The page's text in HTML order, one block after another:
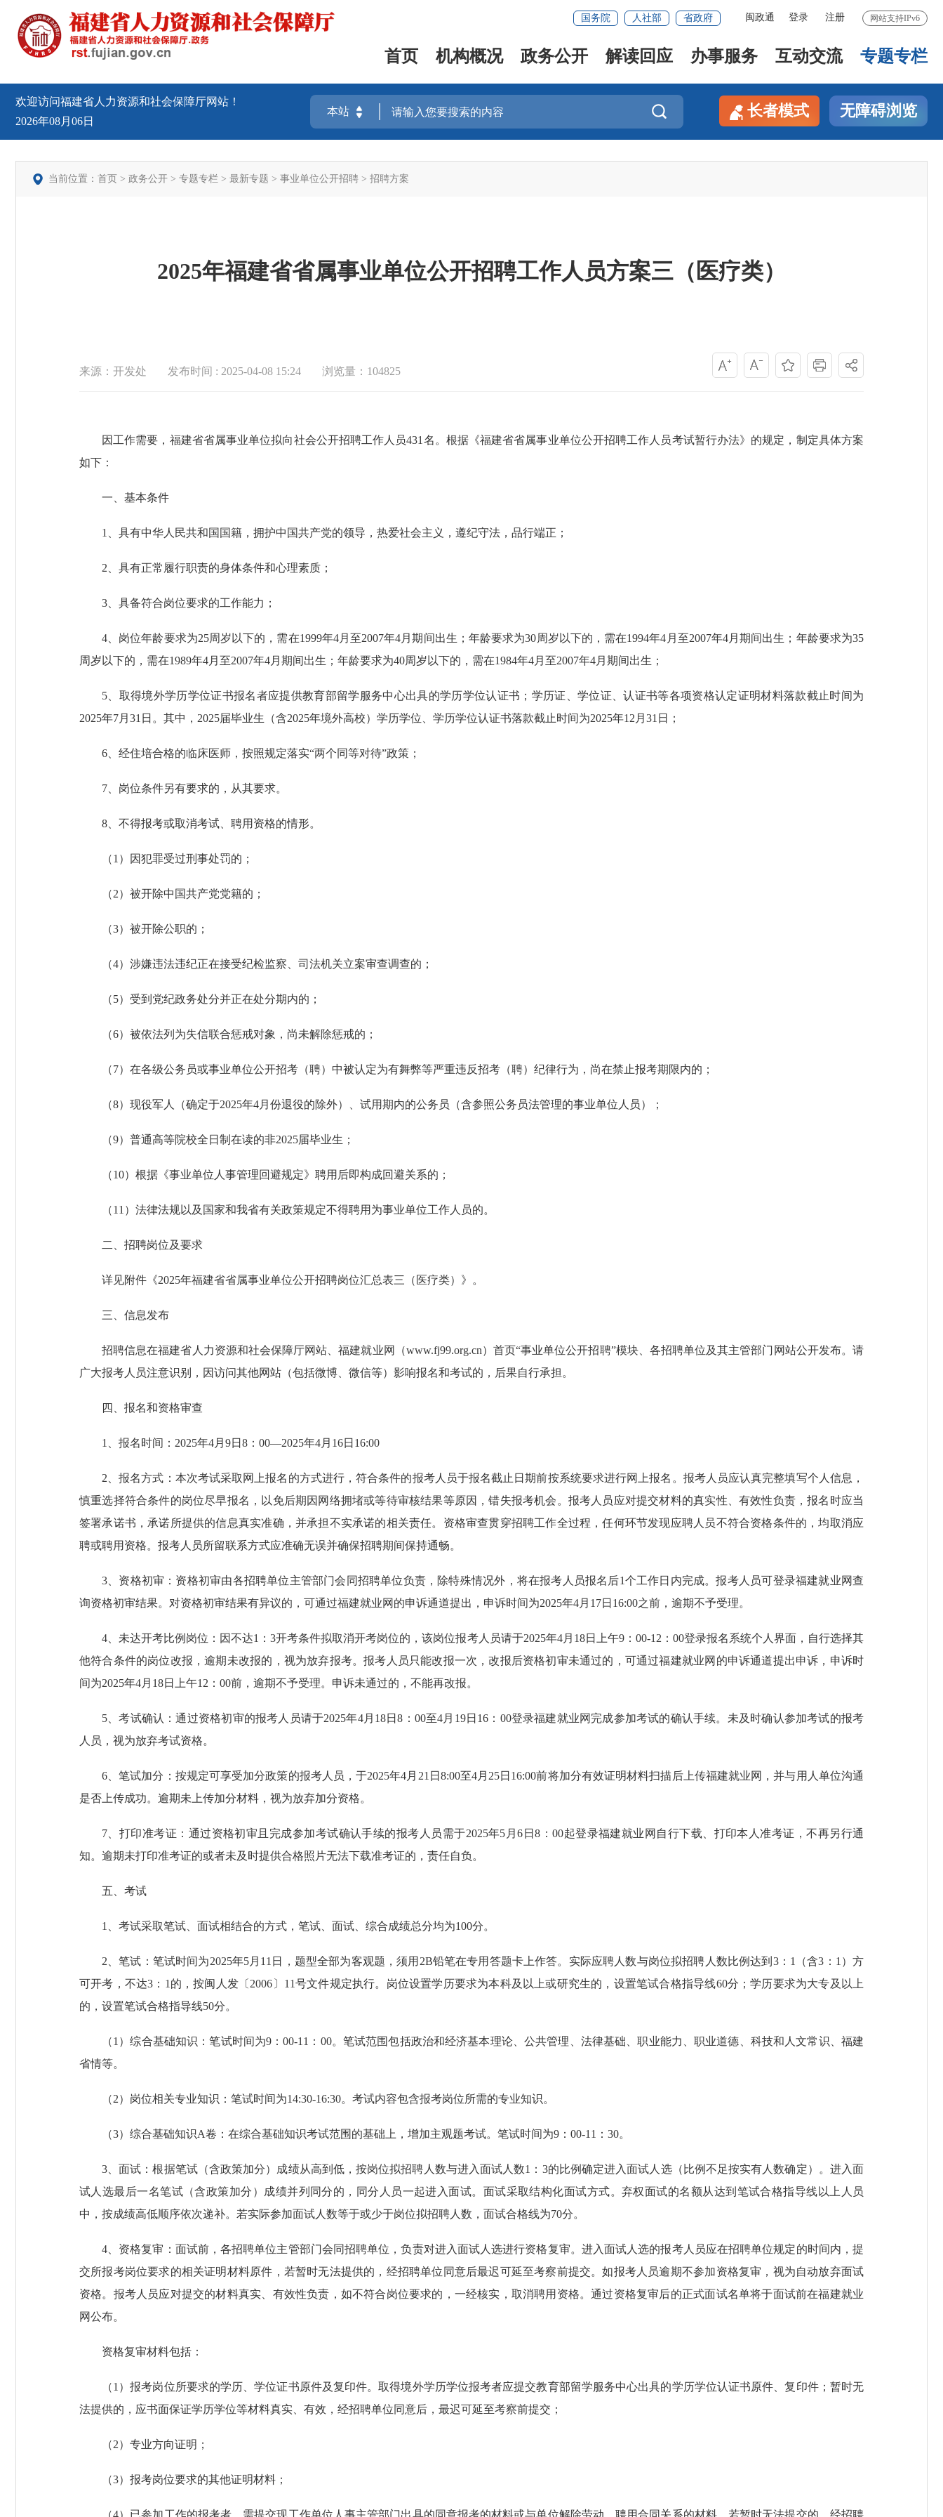
网站支持IPv6
闽政通 登录 注册
国务院 人社部 省政府
首页 机构概况 政务公开 解读回应 办事服务 互动交流 专题专栏
欢迎访问福建省人力资源和社会保障厅网站！
2026年08月06日
 长者模式 无障碍浏览
当前位置： 首页 > 政务公开 > 专题专栏 > 最新专题 > 事业单位公开招聘 > 招聘方案
2025年福建省省属事业单位公开招聘工作人员方案三（医疗类）
来源：开发处 发布时间 : 2025-04-08 15:24 浏览量：104825
因工作需要，福建省省属事业单位拟向社会公开招聘工作人员431名。根据《福建省省属事业单位公开招聘工作人员考试暂行办法》的规定，制定具体方案
如下：
一、基本条件
1、具有中华人民共和国国籍，拥护中国共产党的领导，热爱社会主义，遵纪守法，品行端正；
2、具有正常履行职责的身体条件和心理素质；
3、具备符合岗位要求的工作能力；
4、岗位年龄要求为25周岁以下的，需在1999年4月至2007年4月期间出生；年龄要求为30周岁以下的，需在1994年4月至2007年4月期间出生；年龄要求为35
周岁以下的，需在1989年4月至2007年4月期间出生；年龄要求为40周岁以下的，需在1984年4月至2007年4月期间出生；
5、取得境外学历学位证书报名者应提供教育部留学服务中心出具的学历学位认证书；学历证、学位证、认证书等各项资格认定证明材料落款截止时间为
2025年7月31日。其中，2025届毕业生（含2025年境外高校）学历学位、学历学位认证书落款截止时间为2025年12月31日；
6、经住培合格的临床医师，按照规定落实“两个同等对待”政策；
7、岗位条件另有要求的，从其要求。
8、不得报考或取消考试、聘用资格的情形。
（1）因犯罪受过刑事处罚的；
（2）被开除中国共产党党籍的；
（3）被开除公职的；
（4）涉嫌违法违纪正在接受纪检监察、司法机关立案审查调查的；
（5）受到党纪政务处分并正在处分期内的；
（6）被依法列为失信联合惩戒对象，尚未解除惩戒的；
（7）在各级公务员或事业单位公开招考（聘）中被认定为有舞弊等严重违反招考（聘）纪律行为，尚在禁止报考期限内的；
（8）现役军人（确定于2025年4月份退役的除外）、试用期内的公务员（含参照公务员法管理的事业单位人员）；
（9）普通高等院校全日制在读的非2025届毕业生；
（10）根据《事业单位人事管理回避规定》聘用后即构成回避关系的；
（11）法律法规以及国家和我省有关政策规定不得聘用为事业单位工作人员的。
二、招聘岗位及要求
详见附件《2025年福建省省属事业单位公开招聘岗位汇总表三（医疗类）》。
三、信息发布
招聘信息在福建省人力资源和社会保障厅网站、福建就业网（www.fj99.org.cn）首页“事业单位公开招聘”模块、各招聘单位及其主管部门网站公开发布。请
广大报考人员注意识别，因访问其他网站（包括微博、微信等）影响报名和考试的，后果自行承担。
四、报名和资格审查
1、报名时间：2025年4月9日8：00—2025年4月16日16:00
2、报名方式：本次考试采取网上报名的方式进行，符合条件的报考人员于报名截止日期前按系统要求进行网上报名。报考人员应认真完整填写个人信息，
慎重选择符合条件的岗位尽早报名，以免后期因网络拥堵或等待审核结果等原因，错失报考机会。报考人员应对提交材料的真实性、有效性负责，报名时应当
签署承诺书，承诺所提供的信息真实准确，并承担不实承诺的相关责任。资格审查贯穿招聘工作全过程，任何环节发现应聘人员不符合资格条件的，均取消应
聘或聘用资格。报考人员所留联系方式应准确无误并确保招聘期间保持通畅。
3、资格初审：资格初审由各招聘单位主管部门会同招聘单位负责，除特殊情况外，将在报考人员报名后1个工作日内完成。报考人员可登录福建就业网查
询资格初审结果。对资格初审结果有异议的，可通过福建就业网的申诉通道提出，申诉时间为2025年4月17日16:00之前，逾期不予受理。
4、未达开考比例岗位：因不达1：3开考条件拟取消开考岗位的，该岗位报考人员请于2025年4月18日上午9：00-12：00登录报名系统个人界面，自行选择其
他符合条件的岗位改报，逾期未改报的，视为放弃报考。报考人员只能改报一次，改报后资格初审未通过的，可通过福建就业网的申诉通道提出申诉，申诉时
间为2025年4月18日上午12：00前，逾期不予受理。申诉未通过的，不能再改报。
5、考试确认：通过资格初审的报考人员请于2025年4月18日8：00至4月19日16：00登录福建就业网完成参加考试的确认手续。未及时确认参加考试的报考
人员，视为放弃考试资格。
6、笔试加分：按规定可享受加分政策的报考人员，于2025年4月21日8:00至4月25日16:00前将加分有效证明材料扫描后上传福建就业网，并与用人单位沟通
是否上传成功。逾期未上传加分材料，视为放弃加分资格。
7、打印准考证：通过资格初审且完成参加考试确认手续的报考人员需于2025年5月6日8：00起登录福建就业网自行下载、打印本人准考证，不再另行通
知。逾期未打印准考证的或者未及时提供合格照片无法下载准考证的，责任自负。
五、考试
1、考试采取笔试、面试相结合的方式，笔试、面试、综合成绩总分均为100分。
2、笔试：笔试时间为2025年5月11日，题型全部为客观题，须用2B铅笔在专用答题卡上作答。实际应聘人数与岗位拟招聘人数比例达到3：1（含3：1）方
可开考，不达3：1的，按闽人发〔2006〕11号文件规定执行。岗位设置学历要求为本科及以上或研究生的，设置笔试合格指导线60分；学历要求为大专及以上
的，设置笔试合格指导线50分。
（1）综合基础知识：笔试时间为9：00-11：00。笔试范围包括政治和经济基本理论、公共管理、法律基础、职业能力、职业道德、科技和人文常识、福建
省情等。
（2）岗位相关专业知识：笔试时间为14:30-16:30。考试内容包含报考岗位所需的专业知识。
（3）综合基础知识A卷：在综合基础知识考试范围的基础上，增加主观题考试。笔试时间为9：00-11：30。
3、面试：根据笔试（含政策加分）成绩从高到低，按岗位拟招聘人数与进入面试人数1：3的比例确定进入面试人选（比例不足按实有人数确定）。进入面
试人选最后一名笔试（含政策加分）成绩并列同分的，同分人员一起进入面试。面试采取结构化面试方式。弃权面试的名额从达到笔试合格指导线以上人员
中，按成绩高低顺序依次递补。若实际参加面试人数等于或少于岗位拟招聘人数，面试合格线为70分。
4、资格复审：面试前，各招聘单位主管部门会同招聘单位，负责对进入面试人选进行资格复审。进入面试人选的报考人员应在招聘单位规定的时间内，提
交所报考岗位要求的相关证明材料原件，若暂时无法提供的，经招聘单位同意后最迟可延至考察前提交。如报考人员逾期不参加资格复审，视为自动放弃面试
资格。报考人员应对提交的材料真实、有效性负责，如不符合岗位要求的，一经核实，取消聘用资格。通过资格复审后的正式面试名单将于面试前在福建就业
网公布。
资格复审材料包括：
（1）报考岗位所要求的学历、学位证书原件及复印件。取得境外学历学位报考者应提交教育部留学服务中心出具的学历学位认证书原件、复印件；暂时无
法提供的，应书面保证学历学位等材料真实、有效，经招聘单位同意后，最迟可延至考察前提交；
（2）专业方向证明；
（3）报考岗位要求的其他证明材料；
（4）已参加工作的报考者，需提交现工作单位人事主管部门出具的同意报考的材料或与单位解除劳动、聘用合同关系的材料，若暂时无法提交的，经招聘